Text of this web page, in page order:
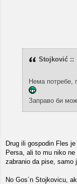
Stojković ::
Нема потребе,
Заправо би
Drug ili gospodin Fles
Persa, ali to mu niko
zabranio da pise, samo
No Gos´n Stojkovicu,